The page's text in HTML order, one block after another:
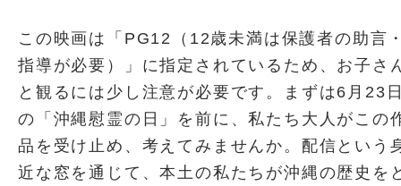
この映画は「PG12（12歳未満は保護者の助言
指導が必要）」に指定されているため、お子さ
と観るには少し注意が必要です。まずは6月23
の「沖縄慰霊の日」を前に、私たち大人がこの
品を受け止め、考えてみませんか。配信という
近な窓を通じて、本土の私たちが沖縄の歴史を